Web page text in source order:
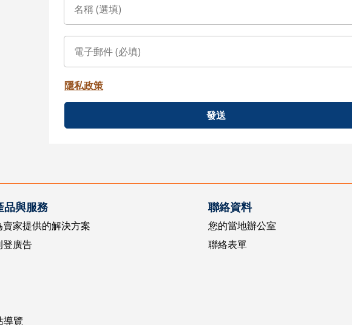
隱私政策
發送
品與服務
賣家提供的解決方案
登廣告
聯絡資料
您的當地辦公室
聯絡表單
導覽